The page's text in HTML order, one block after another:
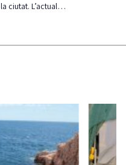
la ciutat. L’actual…